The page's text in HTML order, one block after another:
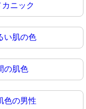
ニック
い肌の色
の肌色
色の男性